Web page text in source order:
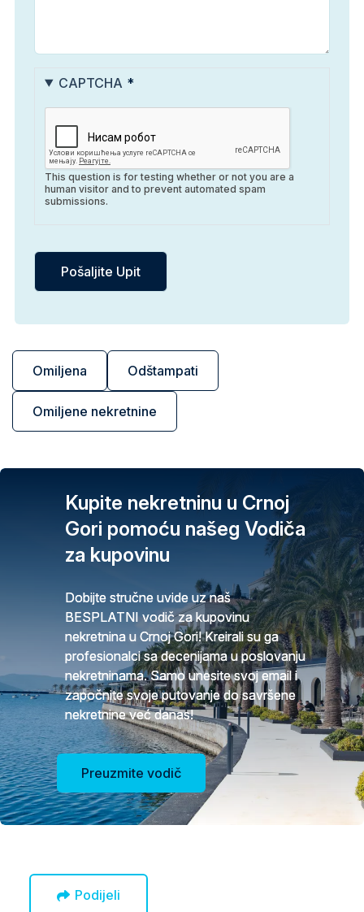
Omiljena Odštampati
Omiljene nekretnine
CAPTCHA
This question is for testing whether or not you are a
human visitor and to prevent automated spam
submissions.
Kupite nekretninu u Crnoj
Gori pomoću našeg Vodiča
za kupovinu
Dobijte stručne uvide uz naš
BESPLATNI vodič za kupovinu
nekretnina u Crnoj Gori! Kreirali su ga
profesionalci sa decenijama u poslovanju
nekretninama. Samo unesite svoj email i
započnite svoje putovanje do savršene
nekretnine već danas!
Preuzmite vodič
Podijeli